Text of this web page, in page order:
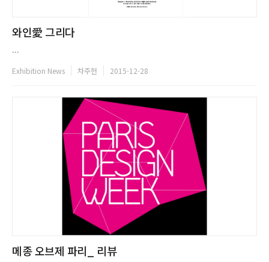
와인愛 그리다
...
Exhibition News 차주헌 2015-12-28
메종 오브제 파리_ 리뷰